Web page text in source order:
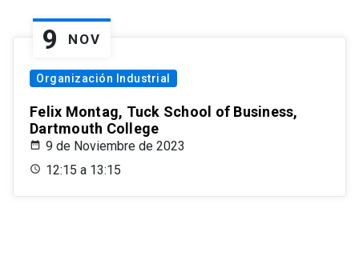
9 NOV
Organización Industrial
Felix Montag, Tuck School of Business,
Dartmouth College
9 de Noviembre de 2023
12:15 a 13:15